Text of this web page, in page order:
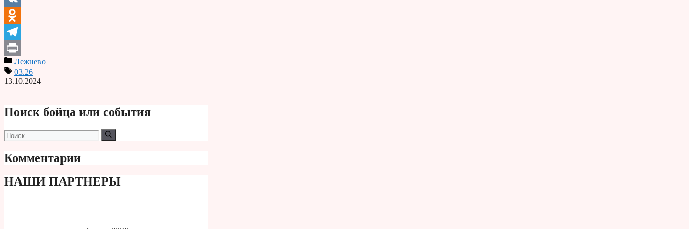
VK
Odnoklassniki
Telegram
PrintЛежнево
03.26
13.10.2024
Поиск бойца или события
Поиск:
Комментарии
НАШИ ПАРТНЕРЫ